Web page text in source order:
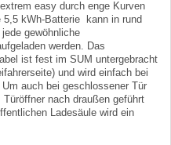
easy durch enge Kurven
kWh-Batterie kann in rund
gewöhnliche
werden. Das
ist fest im SUM untergebracht
und wird einfach bei
auch bei geschlossener Tür
nach draußen geführt
Ladesäule wird ein